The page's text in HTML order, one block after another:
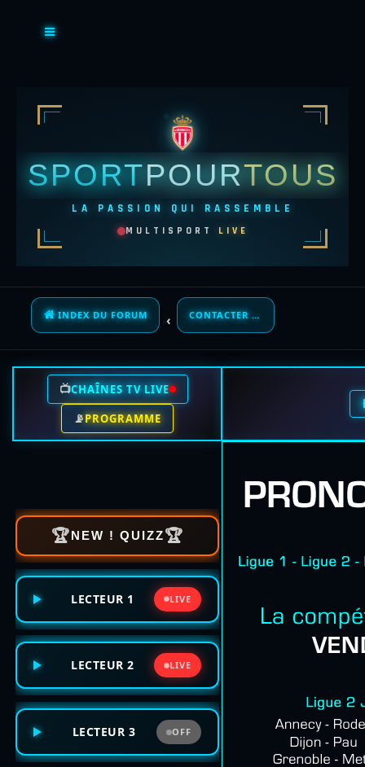
SPORTPOURTOUS
LA PASSION QUI RASSEMBLE
MULTISPORT LIVE
INDEX DU FORUM CONTACTER UN ADMINISTRATEUR DU FORUM
📺CHAÎNES TV LIVE
📡PROGRAMME
🏆NEW ! QUIZZ🏆
LECTEUR 1 LIVE
LECTEUR 2 LIVE
LECTEUR 3 OFF